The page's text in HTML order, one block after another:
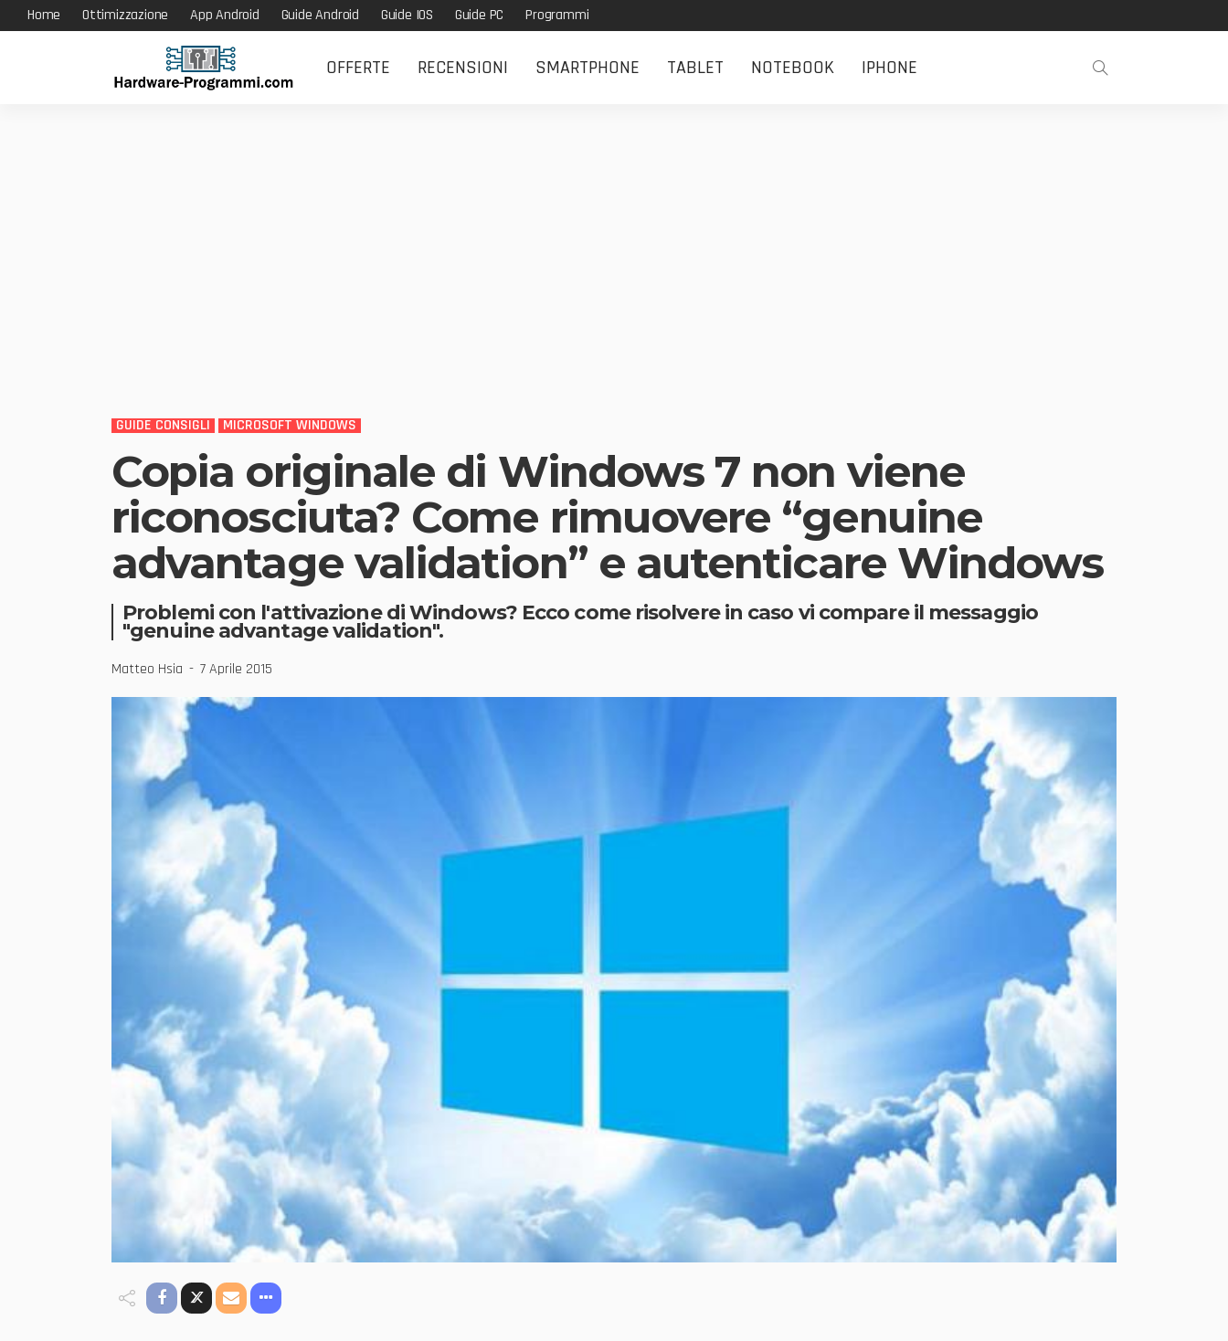
Home Ottimizzazione App Android Guide Android Guide IOS Guide PC Programmi
OFFERTE RECENSIONI SMARTPHONE TABLET NOTEBOOK IPHONE
GUIDE CONSIGLI MICROSOFT WINDOWS
Copia originale di Windows 7 non viene
riconosciuta? Come rimuovere “genuine
advantage validation” e autenticare Windows
Problemi con l'attivazione di Windows? Ecco come risolvere in caso vi compare il messaggio
"genuine advantage validation".
Matteo Hsia 7 Aprile 2015